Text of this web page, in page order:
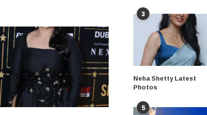
3
Neha Shetty Latest
Photos
5